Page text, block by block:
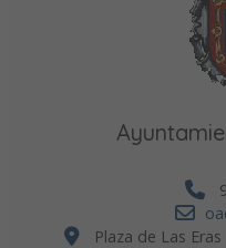
Plaza de Las